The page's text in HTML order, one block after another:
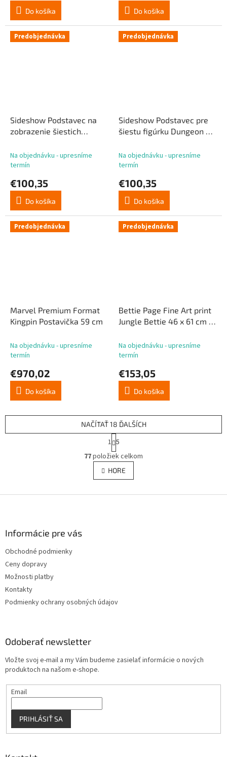
Do košíka Do košíka
Predobjednávka
Sideshow Podstavec na
zobrazenie šiestich
Na objednávku - upresníme
termín
€100,35
Do košíka
Predobjednávka
Sideshow Podstavec pre
šiestu figúrku Dungeon 29
Na objednávku - upresníme
termín
€100,35
Do košíka
Predobjednávka
Marvel Premium Format
Kingpin Postavička 59 cm
Na objednávku - upresníme
termín
€970,02
Do košíka
Predobjednávka
Bettie Page Fine Art print
Jungle Bettie 46 x 61 cm -
Na objednávku - upresníme
termín
€153,05
Do košíka
O
v
l
á
p
NAČÍTAŤ 18 ĎALŠÍCH
S
t
r
á
n
k
v
1 5
77položiek celkom
HORE
Informácie pre vás
Obchodné podmienky
Ceny dopravy
Možnosti platby
Kontakty
Podmienky ochrany osobných údajov
Odoberať newsletter
Vložte svoj e-mail a my Vám budeme zasielať informácie o nových
produktoch na našom e-shope.
Email
PRIHLÁSIŤ SA